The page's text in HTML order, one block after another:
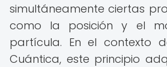
simultáneamente ciertas
como la posición y el
partícula. En el contexto
Cuántica, este principio